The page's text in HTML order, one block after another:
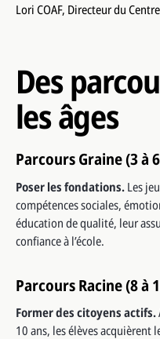
Lori COAF, Directeur du
Des
les âges
Parcours Graine (3 à
Poser les fondations. Les
compétences sociales,
éducation de qualité, leur
confiance à l’école.
Parcours Racine (8 à
Former des citoyens actifs.
10 ans, les élèves acquièrent